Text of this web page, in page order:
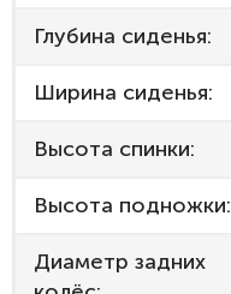
Глубина сиденья:
Ширина сиденья:
Высота спинки:
Высота подножки:
Диаметр задних